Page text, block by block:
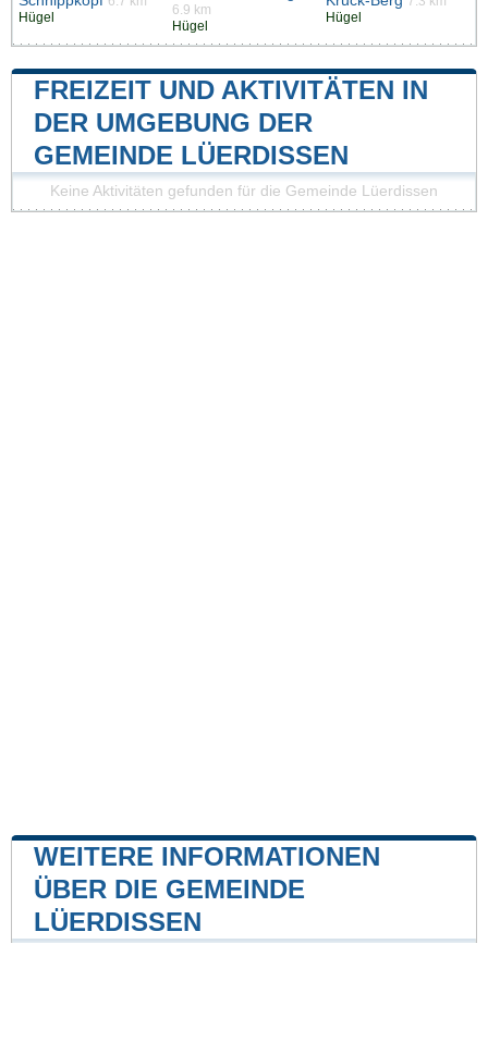
Hügel
6.9 km
Hügel
Hügel
FREIZEIT UND AKTIVITÄTEN IN
DER UMGEBUNG DER
GEMEINDE LÜERDISSEN
Keine Aktivitäten gefunden für die Gemeinde Lüerdissen
WEITERE INFORMATIONEN
ÜBER DIE GEMEINDE
LÜERDISSEN